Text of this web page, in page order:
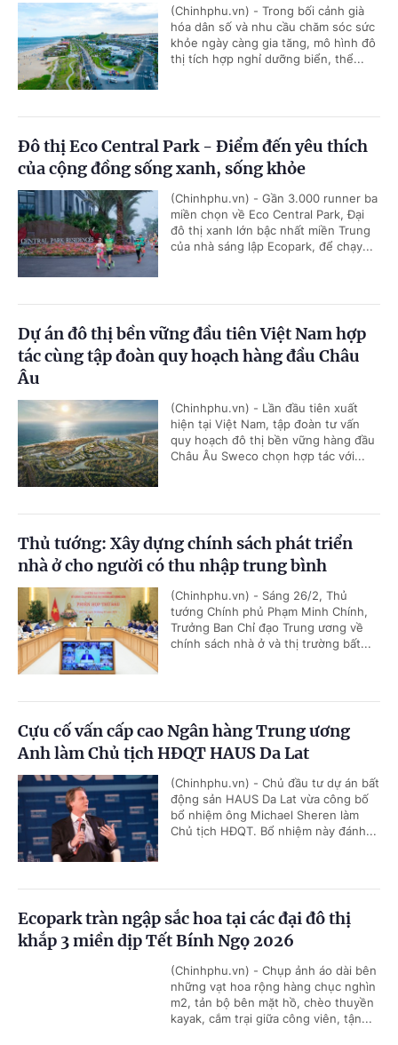
(Chinhphu.vn) - Trong bối cảnh già
hóa dân số và nhu cầu chăm sóc sức
khỏe ngày càng gia tăng, mô hình đô
thị tích hợp nghỉ dưỡng biển, thể...
Đô thị Eco Central Park - Điểm đến yêu thích
của cộng đồng sống xanh, sống khỏe
(Chinhphu.vn) - Gần 3.000 runner ba
miền chọn về Eco Central Park, Đại
đô thị xanh lớn bậc nhất miền Trung
của nhà sáng lập Ecopark, để chạy...
Dự án đô thị bền vững đầu tiên Việt Nam hợp
tác cùng tập đoàn quy hoạch hàng đầu Châu
Âu
(Chinhphu.vn) - Lần đầu tiên xuất
hiện tại Việt Nam, tập đoàn tư vấn
quy hoạch đô thị bền vững hàng đầu
Châu Âu Sweco chọn hợp tác với...
Thủ tướng: Xây dựng chính sách phát triển
nhà ở cho người có thu nhập trung bình
(Chinhphu.vn) - Sáng 26/2, Thủ
tướng Chính phủ Phạm Minh Chính,
Trưởng Ban Chỉ đạo Trung ương về
chính sách nhà ở và thị trường bất...
Cựu cố vấn cấp cao Ngân hàng Trung ương
Anh làm Chủ tịch HĐQT HAUS Da Lat
(Chinhphu.vn) - Chủ đầu tư dự án bất
động sản HAUS Da Lat vừa công bố
bổ nhiệm ông Michael Sheren làm
Chủ tịch HĐQT. Bổ nhiệm này đánh...
Ecopark tràn ngập sắc hoa tại các đại đô thị
khắp 3 miền dịp Tết Bính Ngọ 2026
(Chinhphu.vn) - Chụp ảnh áo dài bên
những vạt hoa rộng hàng chục nghìn
m2, tản bộ bên mặt hồ, chèo thuyền
kayak, cắm trại giữa công viên, tận...